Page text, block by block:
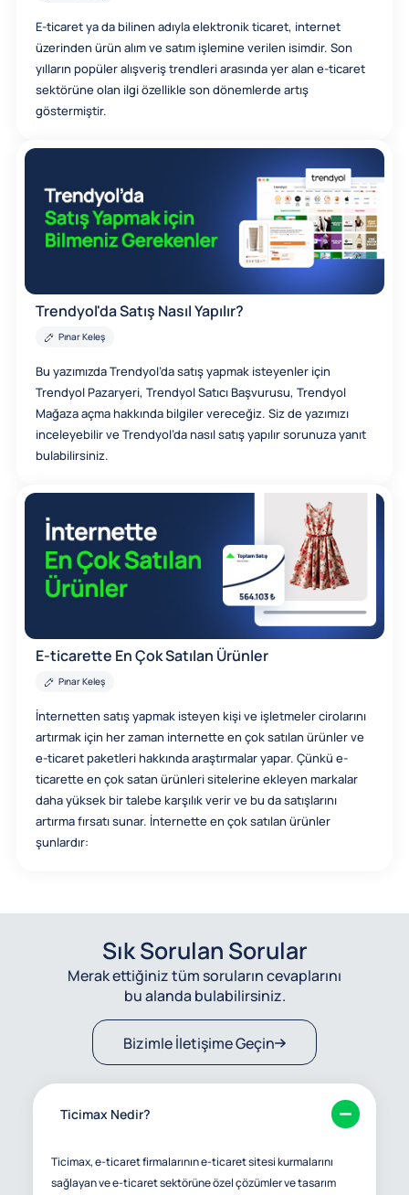
E-ticaret ya da bilinen adıyla elektronik ticaret, internet
üzerinden ürün alım ve satım işlemine verilen isimdir. Son
yılların popüler alışveriş trendleri arasında yer alan e-ticaret
sektörüne olan ilgi özellikle son dönemlerde artış
göstermiştir.
Trendyol'da Satış Nasıl Yapılır?
Pınar Keleş
Bu yazımızda Trendyol’da satış yapmak isteyenler için
Trendyol Pazaryeri, Trendyol Satıcı Başvurusu, Trendyol
Mağaza açma hakkında bilgiler vereceğiz. Siz de yazımızı
inceleyebilir ve Trendyol’da nasıl satış yapılır sorunuza yanıt
bulabilirsiniz.
E-ticarette En Çok Satılan Ürünler
Pınar Keleş
İnternetten satış yapmak isteyen kişi ve işletmeler cirolarını
artırmak için her zaman internette en çok satılan ürünler ve
e-ticaret paketleri hakkında araştırmalar yapar. Çünkü e-
ticarette en çok satan ürünleri sitelerine ekleyen markalar
daha yüksek bir talebe karşılık verir ve bu da satışlarını
artırma fırsatı sunar. İnternette en çok satılan ürünler
şunlardır:
Sık Sorulan Sorular
Merak ettiğiniz tüm soruların cevaplarını
bu alanda bulabilirsiniz.
Bizimle İletişime Geçin
Ticimax Nedir?
Ticimax, e-ticaret firmalarının e-ticaret sitesi kurmalarını
sağlayan ve e-ticaret sektörüne özel çözümler ve tasarım